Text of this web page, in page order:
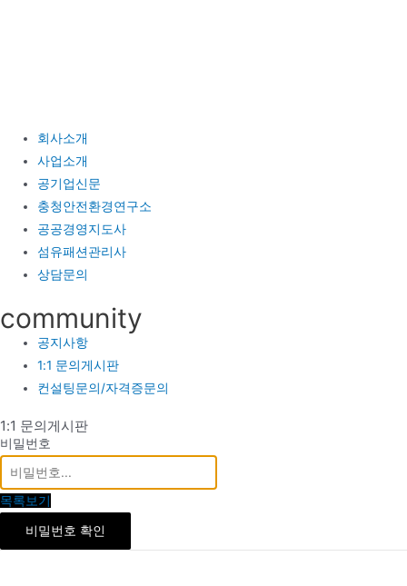
회사소개
사업소개
공기업신문
충청안전환경연구소
공공경영지도사
섬유패션관리사
상담문의
community
공지사항
1:1 문의게시판
컨설팅문의/자격증문의
1:1 문의게시판
비밀번호
목록보기
비밀번호 확인